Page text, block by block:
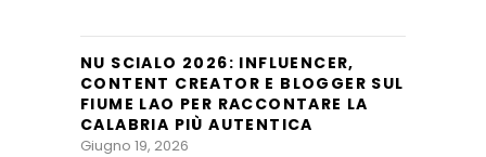
NU SCIALO 2026: INFLUENCER,
CONTENT CREATOR E BLOGGER SUL
FIUME LAO PER RACCONTARE LA
CALABRIA PIÙ AUTENTICA
Giugno 19, 2026